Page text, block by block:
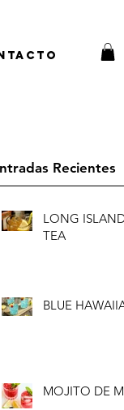
Recientes
LONG
TEA
BLUE
MOJITO DE